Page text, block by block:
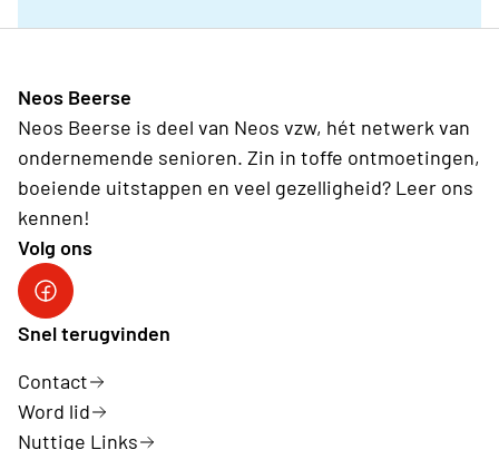
Neos Beerse
Neos Beerse is deel van Neos vzw, hét netwerk van
ondernemende senioren. Zin in toffe ontmoetingen,
boeiende uitstappen en veel gezelligheid? Leer ons
kennen!
Volg ons
Facebook
Snel terugvinden
Contact
Word lid
Nuttige Links